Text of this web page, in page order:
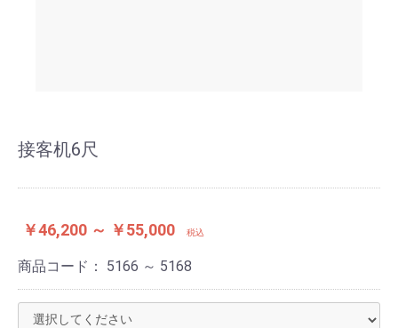
接客机6尺
￥46,200 ～ ￥55,000 税込
商品コード： 5166 ～ 5168